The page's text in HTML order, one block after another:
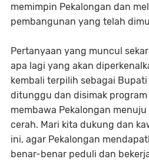
memimpin Pekalongan dan
pembangunan yang telah
Pertanyaan yang muncul
apa lagi yang akan
kembali terpilih sebagai
ditunggu dan disimak
membawa Pekalongan
cerah. Mari kita dukung dan
ini, agar Pekalongan
benar-benar peduli dan